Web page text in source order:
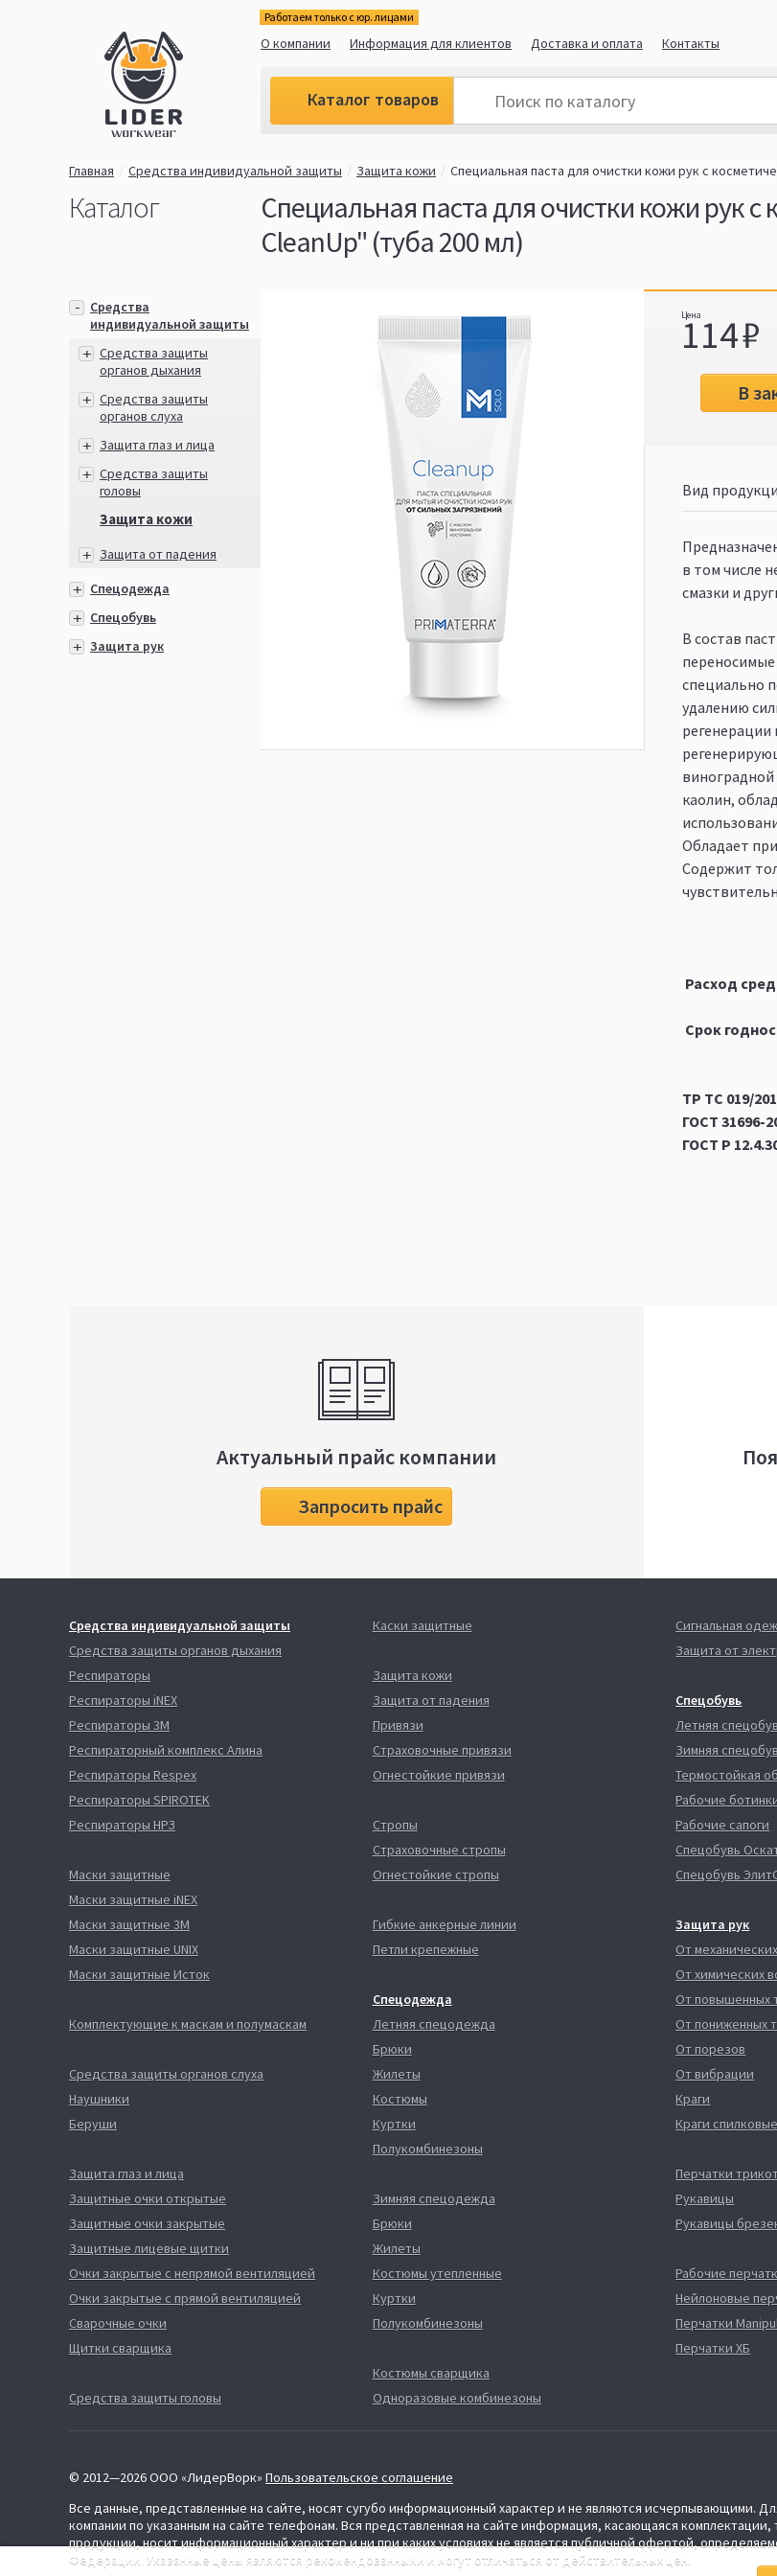
Работаем только с юр. лицами
О компании Информация для клиентов Доставка и оплата Контакты
Каталог товаров
Главная Средства индивидуальной защиты Защита кожи Специальная паста для очистки кожи рук с
Каталог
Специальная паста для очистки кожи рук
CleanUp" (туба 200 мл)
Средства
индивидуальной защиты
Средства защиты
органов дыхания
Средства защиты
органов слуха
Защита глаз и лица
Средства защиты
головы
Защита кожи
Защита от падения
Спецодежда
Спецобувь
Защита рук
114
В
Вид
в том числе
смазки и
В состав
переносимые
специально
удалению
каолин,
Обладает
Содержит
Расход
Срок
ТР ТС 019/
ГОСТ 31696-
ГОСТ Р
Актуальный прайс компании
Запросить прайс
Средства индивидуальной защиты
Средства защиты органов дыхания
Респираторы
Респираторы iNEX
Респираторы 3М
Респираторный комплекс Алина
Респираторы Respex
Респираторы SPIROTEK
Респираторы НРЗ
Маски защитные
Маски защитные iNEX
Маски защитные 3М
Маски защитные UNIX
Маски защитные Исток
Комплектующие к маскам и полумаскам
Средства защиты органов слуха
Наушники
Беруши
Защита глаз и лица
Защитные очки открытые
Защитные очки закрытые
Защитные лицевые щитки
Очки закрытые с непрямой вентиляцией
Очки закрытые с прямой вентиляцией
Сварочные очки
Щитки сварщика
Средства защиты головы
Каски защитные
Защита кожи
Защита от падения
Привязи
Страховочные привязи
Огнестойкие привязи
Стропы
Страховочные стропы
Огнестойкие стропы
Гибкие анкерные линии
Петли крепежные
Спецодежда
Летняя спецодежда
Брюки
Жилеты
Костюмы
Куртки
Полукомбинезоны
Зимняя спецодежда
Брюки
Жилеты
Костюмы утепленные
Куртки
Полукомбинезоны
Костюмы сварщика
Одноразовые комбинезоны
Сигнальная
Защита от
Спецобувь
Летняя
Зимняя
Термостойкая
Рабочие
Рабочие сапоги
Спецобувь
Спецобувь
Защита рук
От
От химических
От повышенных
От пониженных
От порезов
От вибрации
Краги
Краги спилковые
Перчатки
Рукавицы
Рукавицы
Рабочие
Нейлоновые
Перчатки
Перчатки ХБ
© 2012—2026 ООО «ЛидерВорк» Пользовательское соглашение
Все данные, представленные на сайте, носят сугубо информационный характер и не являются исчерпывающими.
компании по указанным на сайте телефонам. Вся представленная на сайте информация, касающаяся
продукции, носит информационный характер и ни при каких условиях не является публичной офертой,
Федерации. Указанные цены являются рекомендованными и могут отличаться от действительных цен.